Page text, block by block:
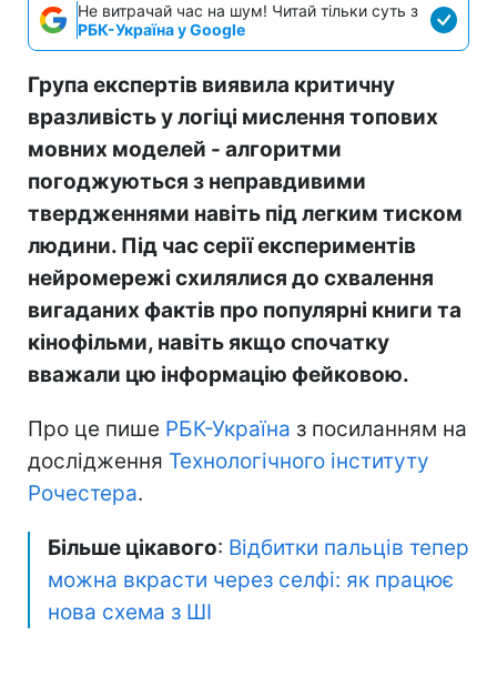
Не витрачай час на шум! Читай тільки суть з
РБК-Україна у Google
Група експертів виявила критичну
вразливість у логіці мислення топових
мовних моделей - алгоритми
погоджуються з неправдивими
твердженнями навіть під легким тиском
людини. Під час серії експериментів
нейромережі схилялися до схвалення
вигаданих фактів про популярні книги та
кінофільми, навіть якщо спочатку
вважали цю інформацію фейковою.
Про це пише РБК-Україна з посиланням на
дослідження Технологічного інституту
Рочестера.
Більше цікавого: Відбитки пальців тепер
можна вкрасти через селфі: як працює
нова схема з ШІ